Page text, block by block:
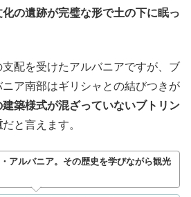
の遺跡が完璧な形で土の下に眠っ
配を受けたアルバニアですが、ブ
ニア南部はギリシャとの結びつきが
築様式が混ざっていないブトリン
だと言えます。
アルバニア。その歴史を学びながら観光